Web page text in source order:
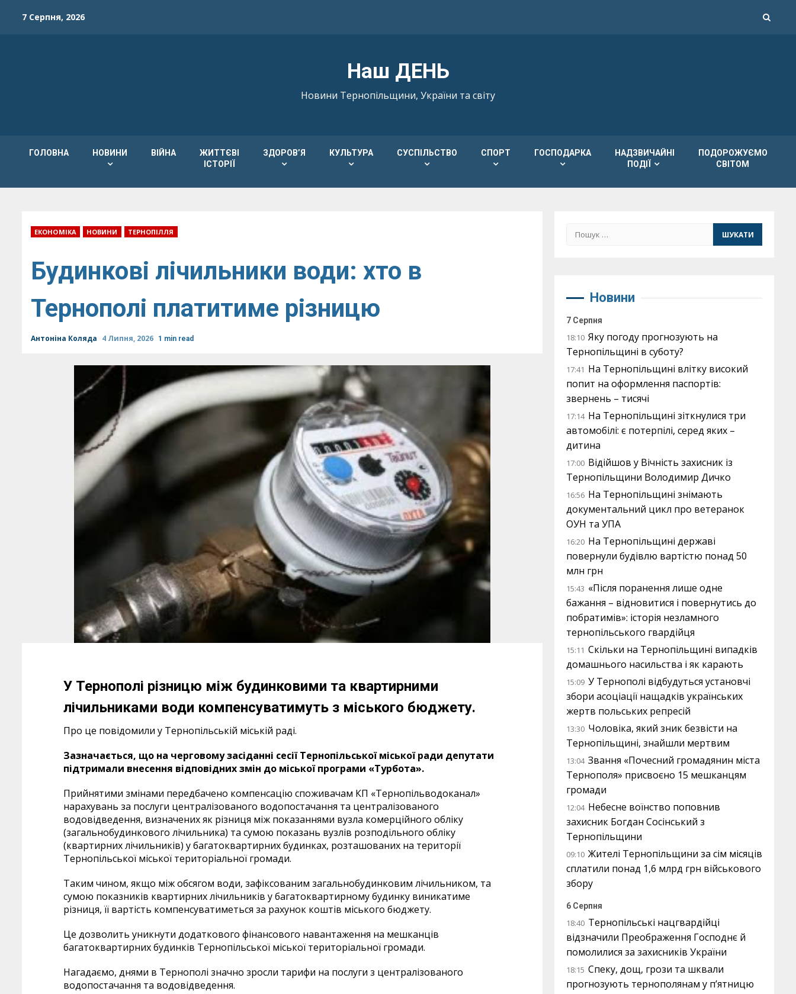
7 Серпня, 2026
Наш ДЕНЬ
Новини Тернопільщини, України та світу
ГОЛОВНА НОВИНИ ВІЙНА
ЖИТТЄВІ
ІСТОРІЇ
ЗДОРОВ’Я КУЛЬТУРА СУСПІЛЬСТВО СПОРТ ГОСПОДАРКА
НАДЗВИЧАЙНІ
ПОДІЇ
ПОДОРОЖУЄМО
СВІТОМ
ЕКОНОМІКА НОВИНИ ТЕРНОПІЛЛЯ
Будинкові лічильники води: хто в
Тернополі платитиме різницю
Антоніна Коляда 4 Липня, 2026 1 min read
У Тернополі різницю між будинковими та квартирними
лічильниками води компенсуватимуть з міського бюджету.
Про це повідомили у Тернопільській міській раді.
Зазначається, що на черговому засіданні сесії Тернопільської міської ради депутати
підтримали внесення відповідних змін до міської програми «Турбота».
Прийнятими змінами передбачено компенсацію споживачам КП «Тернопільводоканал»
нарахувань за послуги централізованого водопостачання та централізованого
водовідведення, визначених як різниця між показаннями вузла комерційного обліку
(загальнобудинкового лічильника) та сумою показань вузлів розподільного обліку
(квартирних лічильників) у багатоквартирних будинках, розташованих на території
Тернопільської міської територіальної громади.
Таким чином, якщо між обсягом води, зафіксованим загальнобудинковим лічильником, та
сумою показників квартирних лічильників у багатоквартирному будинку виникатиме
різниця, її вартість компенсуватиметься за рахунок коштів міського бюджету.
Це дозволить уникнути додаткового фінансового навантаження на мешканців
багатоквартирних будинків Тернопільської міської територіальної громади.
Нагадаємо, днями в Тернополі значно зросли тарифи на послуги з централізованого
водопостачання та водовідведення.
Пошук:
Новини
7 Серпня
18:10 Яку погоду прогнозують на
Тернопільщині в суботу?
17:41 На Тернопільщині влітку високий
попит на оформлення паспортів:
звернень – тисячі
17:14 На Тернопільщині зіткнулися три
автомобілі: є потерпілі, серед яких –
дитина
17:00 Відійшов у Вічність захисник із
Тернопільщини Володимир Дичко
16:56 На Тернопільщині знімають
документальний цикл про ветеранок
ОУН та УПА
16:20 На Тернопільщині державі
повернули будівлю вартістю понад 50
млн грн
15:43 «Після поранення лише одне
бажання – відновитися і повернутись до
побратимів»: історія незламного
тернопільського гвардійця
15:11 Скільки на Тернопільщині випадків
домашнього насильства і як карають
15:09 У Тернополі відбудуться установчі
збори асоціації нащадків українських
жертв польських репресій
13:30 Чоловіка, який зник безвісти на
Тернопільщині, знайшли мертвим
13:04 Звання «Почесний громадянин міста
Тернополя» присвоєно 15 мешканцям
громади
12:04 Небесне воїнство поповнив
захисник Богдан Сосінський з
Тернопільщини
09:10 Жителі Тернопільщини за сім місяців
сплатили понад 1,6 млрд грн військового
збору
6 Серпня
18:40 Тернопільські нацгвардійці
відзначили Преображення Господнє й
помолилися за захисників України
18:15 Спеку, дощ, грози та шквали
прогнозують тернополянам у п’ятницю